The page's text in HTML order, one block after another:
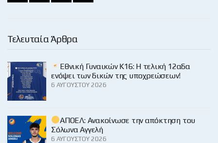
Τελευταία Άρθρα
Εθνική Γυναικών Κ16: Η τελική 12αδα
ενόψει των δικών της υποχρεώσεων!
6 ΑΥΓΟΎΣΤΟΥ 2026
ΑΠΟΕΛ: Ανακοίνωσε την απόκτηση του
Σόλωνα Αγγελή
6 ΑΥΓΟΎΣΤΟΥ 2026